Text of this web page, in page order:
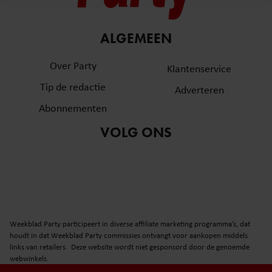
en om ons websiteverkeer te analyseren. Ook delen we
informatie over uw gebruik van onze site met onze
partners voor social media, adverteren en analyse. Deze
informatie die u aan ze heeft verstrekt of die ze hebben
gaat akkoord met onze cookies als u onze website blijft
gebruiken.
ALGEMEEN
Over Party
Tip de redactie
Abonnementen
Klantenservice
Adverteren
VOLG ONS
Weekblad Party participeert in diverse affiliate marketing programma’s, dat
houdt in dat Weekblad Party commissies ontvangt voor aankopen middels
links van retailers. Deze website wordt niet gesponsord door de genoemde
webwinkels.